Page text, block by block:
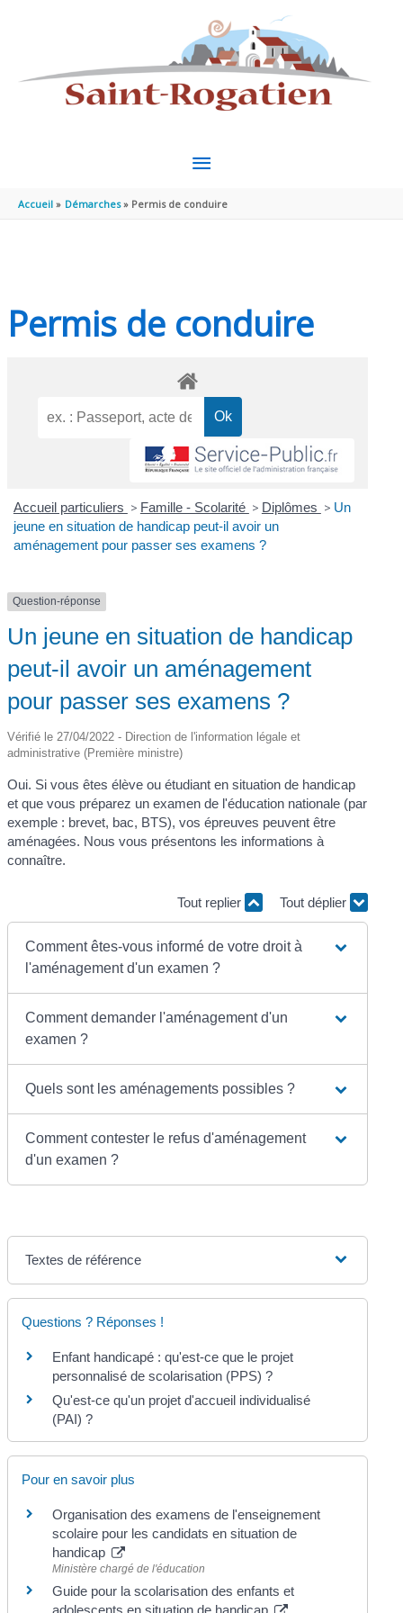
MENU
PRINCIPAL
Accueil Démarches Permis de conduire
Permis de conduire
Accueil particuliers > Famille - Scolarité > Diplômes > Un
jeune en situation de handicap peut-il avoir un
aménagement pour passer ses examens ?
Question-réponse
Un jeune en situation de handicap
peut-il avoir un aménagement
pour passer ses examens ?
Vérifié le 27/04/2022 - Direction de l'information légale et
administrative (Première ministre)
Oui. Si vous êtes élève ou étudiant en situation de handicap
et que vous préparez un examen de l'éducation nationale (par
exemple : brevet, bac, BTS), vos épreuves peuvent être
aménagées. Nous vous présentons les informations à
connaître.
Tout replier Tout déplier
Comment êtes-vous informé de votre droit à
l'aménagement d'un examen ?
Comment demander l'aménagement d'un
examen ?
Quels sont les aménagements possibles ?
Comment contester le refus d'aménagement
d'un examen ?
Textes de référence
Questions ? Réponses !
Enfant handicapé : qu'est-ce que le projet
personnalisé de scolarisation (PPS) ?
Qu'est-ce qu'un projet d'accueil individualisé
(PAI) ?
Pour en savoir plus
Organisation des examens de l'enseignement
scolaire pour les candidats en situation de
handicap
Ministère chargé de l'éducation
Guide pour la scolarisation des enfants et
adolescents en situation de handicap